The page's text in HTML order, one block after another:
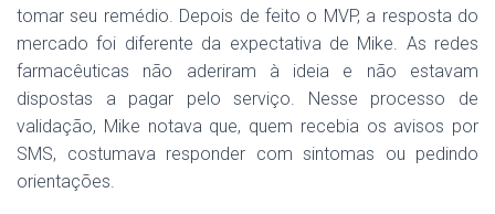
tomar seu remédio. Depois de feito o MVP, a resposta do
mercado foi diferente da expectativa de Mike. As redes
farmacêuticas não aderiram à ideia e não estavam
dispostas a pagar pelo serviço. Nesse processo de
validação, Mike notava que, quem recebia os avisos por
SMS, costumava responder com sintomas ou pedindo
orientações.